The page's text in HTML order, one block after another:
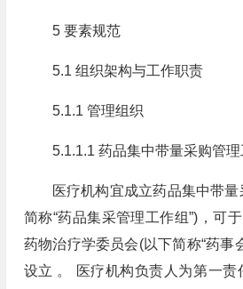
5 要素规范
5.1 组织架构与工作职责
5.1.1 管理组织
5.1.1.1 药品集中带量采购管理
医疗机构宜成立药品集中带
简称“药品集采管理工作组”)，可
药物治疗学委员会(以下简称“药事
设立 。 医疗机构负责人为第一责